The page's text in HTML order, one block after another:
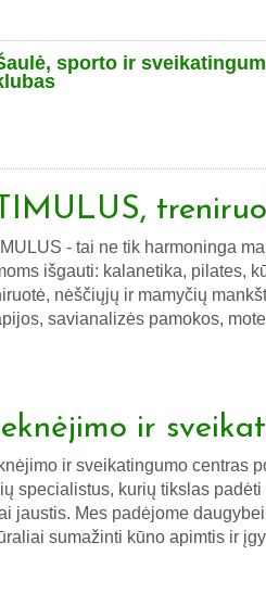
sporto ir
- tai ne tik harmoninga
išgauti: kalanetika, pilates,
nėščiųjų ir mamyčių
savianalizės pamokos,
ir
ir sveikatingumo centras
specialistus, kurių tikslas
jaustis. Mes padėjome
sumažinti kūno apimtis ir